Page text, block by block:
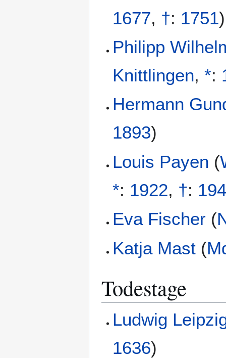
1677, †: 1751)
Philipp
Knittlingen,*:
Hermann
1893)
Louis Payen (
*: 1922, †:
Eva Fischer (
Katja Mast (
Todestage
Ludwig
1636)